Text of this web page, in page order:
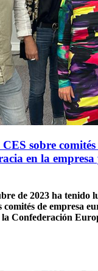
sobre comités
en la
de 2023 ha tenido
de empresa
Confederación